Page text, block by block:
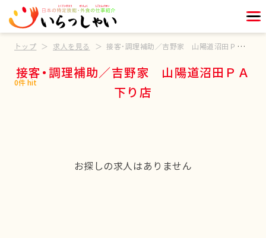
トップ 求人を見る 接客・調理補助／吉野家 山陽道沼田ＰＡ下り店
接客・調理補助／吉野家 山陽道沼田ＰＡ
下り店
0件 hit
お探しの求人はありません